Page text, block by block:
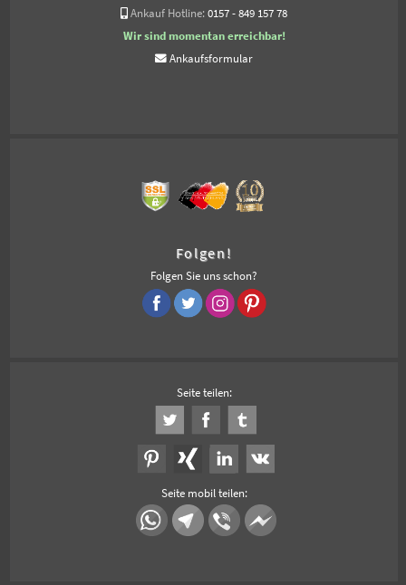
Ankauf Hotline: 0157 - 849 157 78
Wir sind momentan erreichbar!
Ankaufsformular
Folgen!
Folgen Sie uns schon?
Seite teilen:
Seite mobil teilen: